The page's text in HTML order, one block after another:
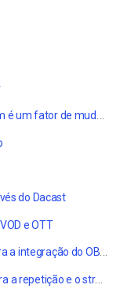
Porque é que a integração do OBS com o Zoom é um fator de mudança
do Dacast
e OTT
Dicas avançadas e práticas recomendadas para a integração do OBS e do Zoom
Porque é que o Dacast é a plataforma ideal para a repetição e o streaming